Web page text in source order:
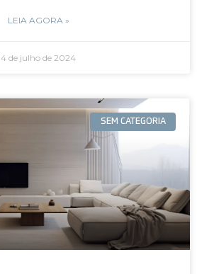
LEIA AGORA »
4 de julho de 2024
SEM CATEGORIA